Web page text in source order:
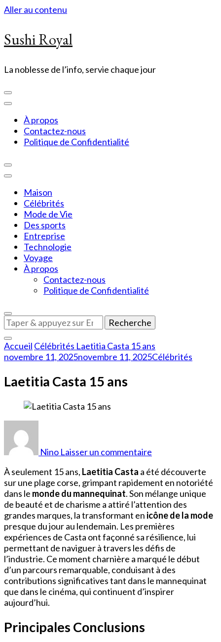
Aller au contenu
Sushi Royal
La noblesse de l’info, servie chaque jour
À propos
Contactez-nous
Politique de Confidentialité
Maison
Célébrités
Mode de Vie
Des sports
Entreprise
Technologie
Voyage
À propos
Contactez-nous
Politique de Confidentialité
Vous
recherchiez
quelque
chose
?
Accueil Célébrités Laetitia Casta 15 ans
novembre 11, 2025novembre 11, 2025Célébrités
Laetitia Casta 15 ans
Nino Laisser un commentaire
15
ans
À seulement 15 ans, Laetitia Casta a été découverte
sur une plage corse, grimpant rapidement en notoriété
dans le monde du mannequinat. Son mélange unique
de beauté et de charisme a attiré l’attention des
grandes marques, la transformant en icône de la mode
presque du jour au lendemain. Les premières
expériences de Casta ont façonné sa résilience, lui
permettant de naviguer à travers les défis de
l’industrie. Ce moment charnière a marqué le début
d’un parcours remarquable, conduisant à des
contributions significatives tant dans le mannequinat
que dans le cinéma, qui continuent d’inspirer
aujourd’hui.
Principales Conclusions